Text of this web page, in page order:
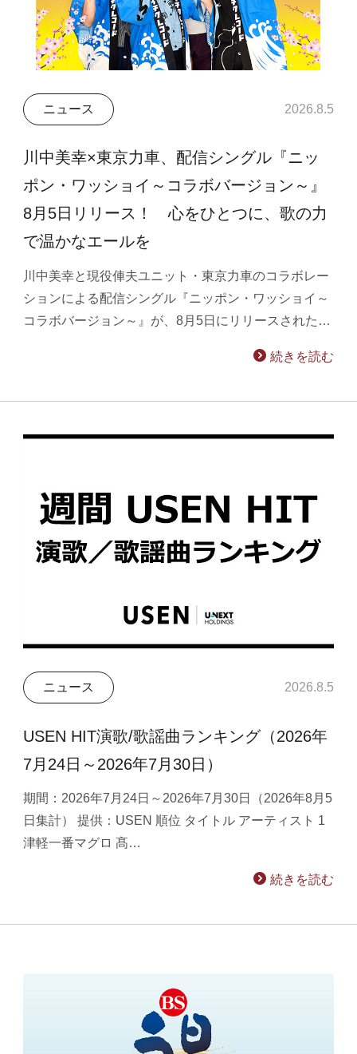
ニュース 2026.8.5
川中美幸×東京力車、配信シングル『ニッ
ポン・ワッショイ～コラボバージョン～』
8月5日リリース！ 心をひとつに、歌の力
で温かなエールを
川中美幸と現役俥夫ユニット・東京力車のコラボレー
ションによる配信シングル『ニッポン・ワッショイ～
コラボバージョン～』が、8月5日にリリースされた…
続きを読む
ニュース 2026.8.5
USEN HIT演歌/歌謡曲ランキング（2026年
7月24日～2026年7月30日）
期間：2026年7月24日～2026年7月30日（2026年8月5
日集計） 提供：USEN 順位 タイトル アーティスト 1
津軽一番マグロ 髙…
続きを読む